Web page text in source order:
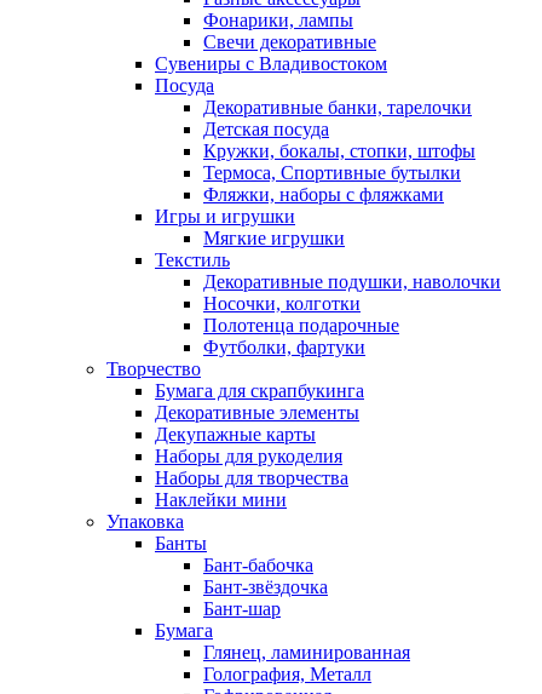
Фонарики, лампы
Свечи декоративные
Сувениры с Владивостоком
Посуда
Декоративные банки, тарелочки
Детская посуда
Кружки, бокалы, стопки, штофы
Термоса, Спортивные бутылки
Фляжки, наборы с фляжками
Игры и игрушки
Мягкие игрушки
Текстиль
Декоративные подушки, наволочки
Носочки, колготки
Полотенца подарочные
Футболки, фартуки
Творчество
Бумага для скрапбукинга
Декоративные элементы
Декупажные карты
Наборы для рукоделия
Наборы для творчества
Наклейки мини
Упаковка
Банты
Бант-бабочка
Бант-звёздочка
Бант-шар
Бумага
Глянец, ламинированная
Голография, Металл